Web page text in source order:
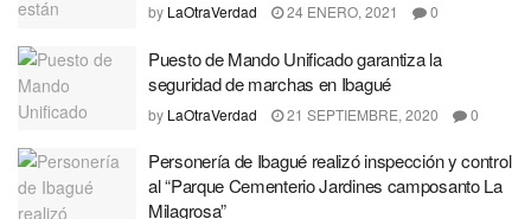
by LaOtraVerdad 24 ENERO, 2021 0
Puesto de Mando Unificado garantiza la
seguridad de marchas en Ibagué
by LaOtraVerdad 21 SEPTIEMBRE, 2020 0
Personería de Ibagué realizó inspección y control
al “Parque Cementerio Jardines camposanto La
Milagrosa”